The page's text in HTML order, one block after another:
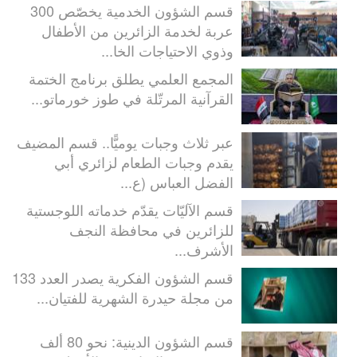
قسم الشؤون الخدمية يخصّص 300
عربة لخدمة الزائرين من الأطفال
وذوي الاحتياجات الخا...
المجمع العلمي يطلق برنامج الختمة
القرآنية المرتّلة في طوز خورماتو...
عبر ثلاث وجبات يوميًّا.. قسم المضيف
يقدم وجبات الطعام لزائري أبي
الفضل العباس (ع...
قسم الآليّات يقدّم خدماته اللوجستية
للزائرين في محافظة النجف
الأشرف...
قسم الشؤون الفكرية يصدر العدد 133
من مجلة حيدرة الشهرية للفتيان...
قسم الشؤون الدينية: نحو 80 ألف